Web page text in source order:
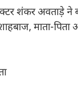
शंकर अवताड़े ने
माता-पिता